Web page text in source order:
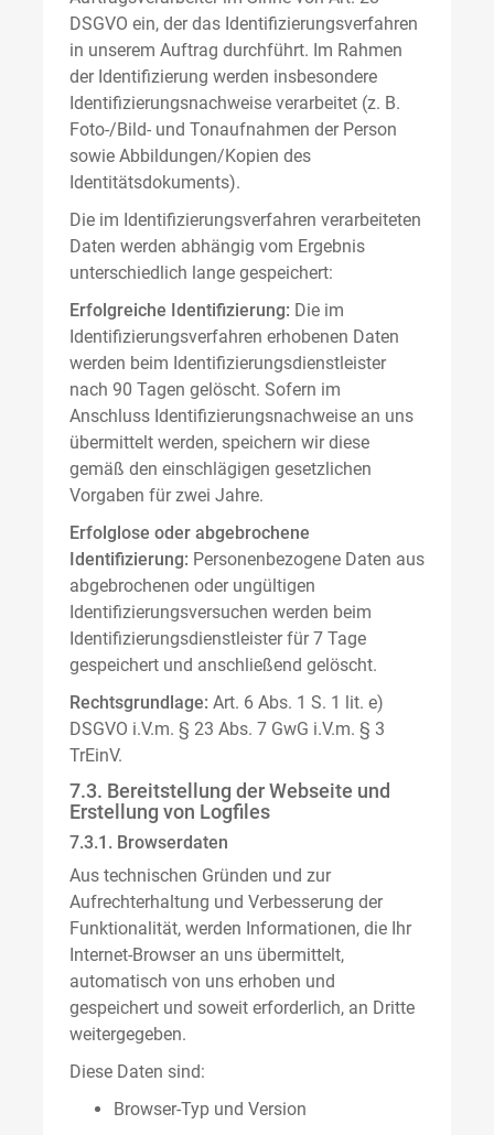
DSGVO ein, der das Identifizierungsverfahren
in unserem Auftrag durchführt. Im Rahmen
der Identifizierung werden insbesondere
Identifizierungsnachweise verarbeitet (z. B.
Foto-/Bild- und Tonaufnahmen der Person
sowie Abbildungen/Kopien des
Identitätsdokuments).
Die im Identifizierungsverfahren verarbeiteten
Daten werden abhängig vom Ergebnis
unterschiedlich lange gespeichert:
Erfolgreiche Identifizierung: Die im
Identifizierungsverfahren erhobenen Daten
werden beim Identifizierungsdienstleister
nach 90 Tagen gelöscht. Sofern im
Anschluss Identifizierungsnachweise an uns
übermittelt werden, speichern wir diese
gemäß den einschlägigen gesetzlichen
Vorgaben für zwei Jahre.
Erfolglose oder abgebrochene
Identifizierung: Personenbezogene Daten aus
abgebrochenen oder ungültigen
Identifizierungsversuchen werden beim
Identifizierungsdienstleister für 7 Tage
gespeichert und anschließend gelöscht.
Rechtsgrundlage: Art. 6 Abs. 1 S. 1 lit. e)
DSGVO i.V.m. § 23 Abs. 7 GwG i.V.m. § 3
TrEinV.
7.3. Bereitstellung der Webseite und
Erstellung von Logfiles
7.3.1. Browserdaten
Aus technischen Gründen und zur
Aufrechterhaltung und Verbesserung der
Funktionalität, werden Informationen, die Ihr
Internet-Browser an uns übermittelt,
automatisch von uns erhoben und
gespeichert und soweit erforderlich, an Dritte
weitergegeben.
Diese Daten sind:
Browser-Typ und Version